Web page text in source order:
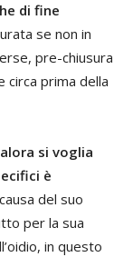
di fine
se non in
pre-chiusura
circa prima della
si voglia
è
del suo
per la sua
in questo